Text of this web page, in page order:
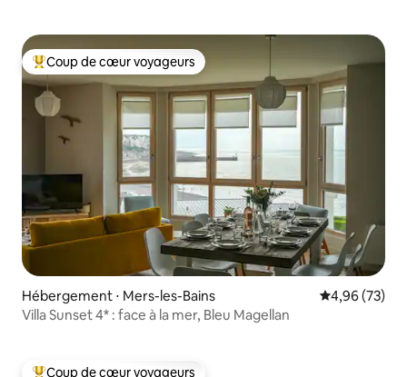
Coups de cœur voyageurs les plus appréciés
Coup de cœur voyageurs
Hébergement ⋅ Mers-les-Bains Évaluation
4,96 (73)
Villa Sunset 4* : face à la mer, Bleu Magellan
Coup de cœur voyageurs